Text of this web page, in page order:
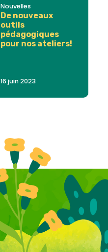
Nouvelles
De nouveaux
outils
pédagogiques
pour nos ateliers!
16 juin 2023